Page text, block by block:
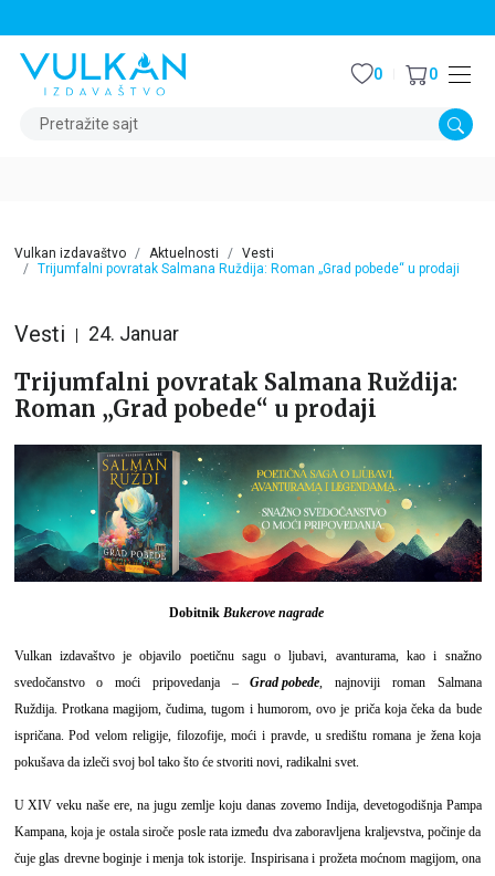
Pretražite sajt
0 0
Vulkan izdavaštvo Aktuelnosti
Vesti
Trijumfalni povratak Salmana Ruždija: Roman „Grad pobede“ u prodaji
Vesti 24. Januar
Trijumfalni povratak Salmana Ruždija:
Roman „Grad pobede“ u prodaji
Dobitnik Bukerove nagrade
Vulkan izdavaštvo je objavilo poetičnu sagu o ljubavi, avanturama, kao i snažno
svedočanstvo o moći pripovedanja –Grad pobede, najnoviji roman Salmana
Ruždija. Protkana magijom, čudima, tugom i humorom, ovo je priča koja čeka da bude
ispričana. Pod velom religije, filozofije, moći i pravde, u središtu romana je žena koja
pokušava da izleči svoj bol tako što će stvoriti novi, radikalni svet.
U XIV veku naše ere, na jugu zemlje koju danas zovemo Indija, devetogodišnja Pampa
Kampana, koja je ostala siroče posle rata između dva zaboravljena kraljevstva, počinje da
čuje glas drevne boginje i menja tok istorije. Inspirisana i prožeta moćnom magijom, ona